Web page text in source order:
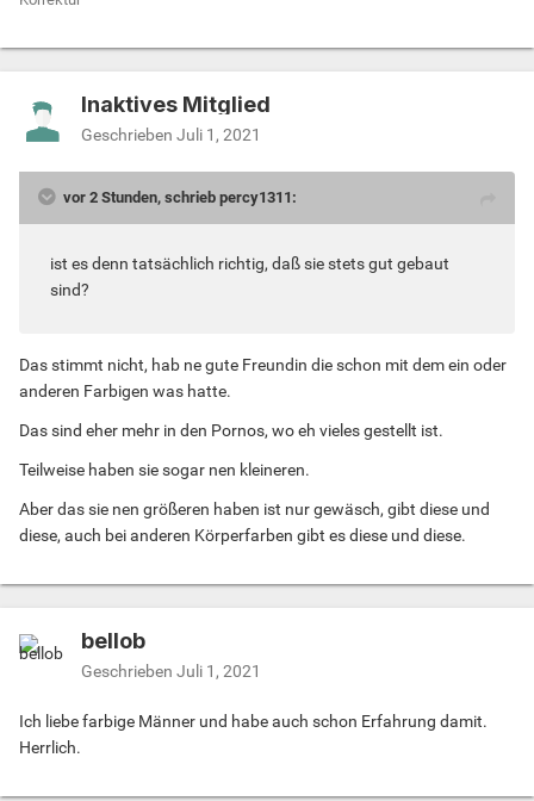
Inaktives Mitglied
Geschrieben Juli 1, 2021
vor 2 Stunden, schrieb percy1311:
ist es denn tatsächlich richtig, daß sie stets gut gebaut
sind?
Das stimmt nicht, hab ne gute Freundin die schon mit dem ein oder
anderen Farbigen was hatte.
Das sind eher mehr in den Pornos, wo eh vieles gestellt ist.
Teilweise haben sie sogar nen kleineren.
Aber das sie nen größeren haben ist nur gewäsch, gibt diese und
diese, auch bei anderen Körperfarben gibt es diese und diese.
bellob
Geschrieben Juli 1, 2021
Ich liebe farbige Männer und habe auch schon Erfahrung damit.
Herrlich.